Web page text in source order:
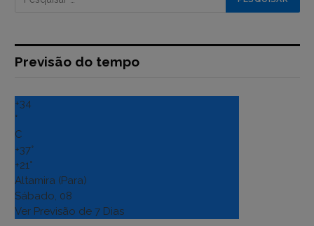
Previsão do tempo
+34
°
C
+37°
+21°
Altamira (Para)
Sábado, 08
Ver Previsão de 7 Dias